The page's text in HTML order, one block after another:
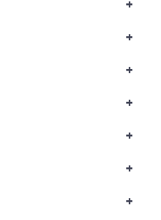
+
+
+
+
+
+
+